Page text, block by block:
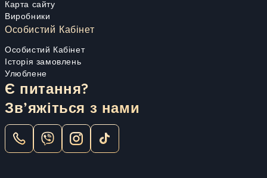
Карта сайту
Виробники
Особистий Кабінет
Особистий Кабінет
Історія замовлень
Улюблене
Є питання?
Зв’яжіться з нами